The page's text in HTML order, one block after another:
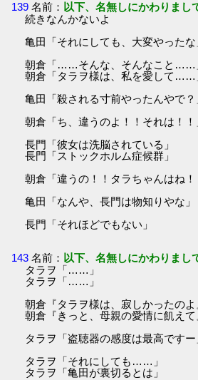
139 名前： 以下、名無しにかわりまし
続きなんかないよ
亀田「それにしても、大変やったな
朝倉「……そんな、そんなこと……
朝倉「タラヲ様は、私を愛して……
亀田「殺される寸前やったんやで？
朝倉「ち、違うのよ！！それは！！
長門「彼女は洗脳されている」
長門「ストックホルム症候群」
朝倉「違うの！！タラちゃんはね！
亀田「なんや、長門は物知りやな」
長門「それほどでもない」
143 名前： 以下、名無しにかわりまし
タラヲ「……」
タラヲ「……」
朝倉『タラヲ様は、寂しかったのよ
朝倉『きっと、母親の愛情に飢えて
タラヲ「盗聴器の感度は最高ですー
タラヲ「それにしても……」
タラヲ「亀田が裏切るとは」